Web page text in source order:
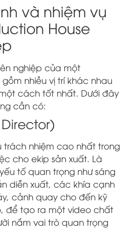
và nhiệm vụ
House
nghiệp của một
nhiều vị trí khác nhau
cách tốt nhất. Dưới đây
cần có:
trách nhiệm cao nhất trong
cho ekip sản xuất. Là
tố quan trọng như sáng
diễn xuất, các khía cạnh
cảnh quay cho đến kỹ
để tạo ra một video chất
nắm vai trò quan trọng